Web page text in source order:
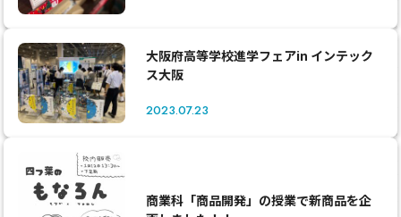
大阪府高等学校進学フェアin インテック
ス大阪
2023.07.23
商業科「商品開発」の授業で新商品を企